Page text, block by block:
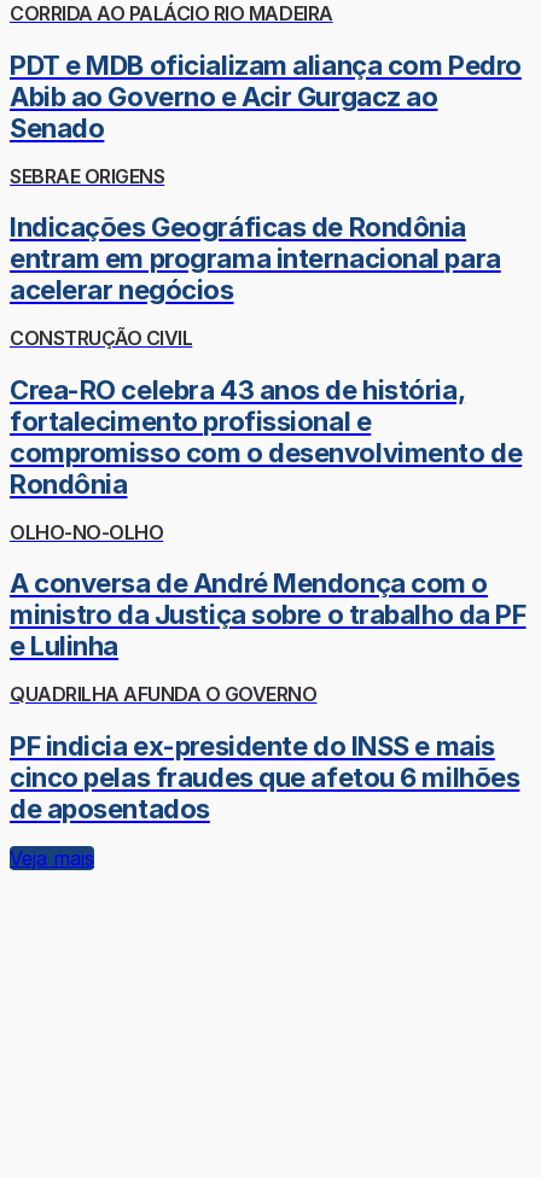
CORRIDA AO PALÁCIO RIO MADEIRA
PDT e MDB oficializam aliança com Pedro
Abib ao Governo e Acir Gurgacz ao
Senado
SEBRAE ORIGENS
Indicações Geográficas de Rondônia
entram em programa internacional para
acelerar negócios
CONSTRUÇÃO CIVIL
Crea-RO celebra 43 anos de história,
fortalecimento profissional e
compromisso com o desenvolvimento de
Rondônia
OLHO-NO-OLHO
A conversa de André Mendonça com o
ministro da Justiça sobre o trabalho da PF
e Lulinha
QUADRILHA AFUNDA O GOVERNO
PF indicia ex-presidente do INSS e mais
cinco pelas fraudes que afetou 6 milhões
de aposentados
Veja mais